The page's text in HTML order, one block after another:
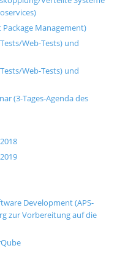
Management)
Web-Tests) und
Web-Tests) und
(3-Tages-Agenda des
Development (APS-
zur Vorbereitung auf die